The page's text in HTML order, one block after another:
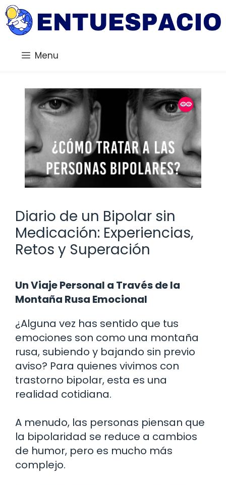
Saltar
al
contenido
Menu
Diario de un Bipolar sin
Medicación: Experiencias,
Retos y Superación
Un Viaje Personal a Través de la
Montaña Rusa Emocional
¿Alguna vez has sentido que tus
emociones son como una montaña
rusa, subiendo y bajando sin previo
aviso? Para quienes vivimos con
trastorno bipolar, esta es una
realidad cotidiana.
A menudo, las personas piensan que
la bipolaridad se reduce a cambios
de humor, pero es mucho más
complejo.